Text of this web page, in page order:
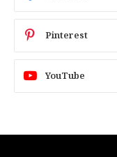
Pinterest
YouTube